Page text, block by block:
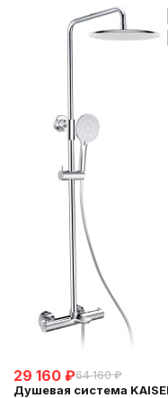
29 160 ₽64 160 ₽
Душевая система